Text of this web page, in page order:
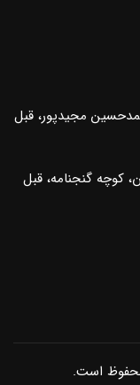
مجیدپور، قبل
کوچه گنجنامه، قبل
است.